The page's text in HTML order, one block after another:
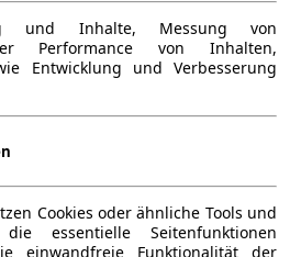
und Inhalte, Messung von
Performance von Inhalten,
Entwicklung und Verbesserung
Cookies oder ähnliche Tools und
essentielle Seitenfunktionen
einwandfreie Funktionalität der